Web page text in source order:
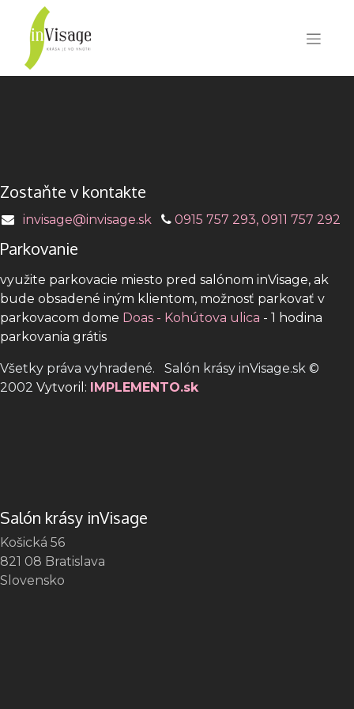
Zostaňte v kontakte
invisage@invisage.sk 0915 757 293, 0911 757 292
Parkovanie
využite parkovacie miesto pred salónom inVisage, ak
bude obsadené iným klientom, možnosť parkovať v
parkovacom dome Doas - Kohútova ulica - 1 hodina
parkovania grátis
Všetky práva vyhradené. Salón krásy inVisage.sk ©
2002 Vytvoril: IMPLEMENTO.sk
Salón krásy inVisage
Košická 56
821 08 Bratislava
Slovensko